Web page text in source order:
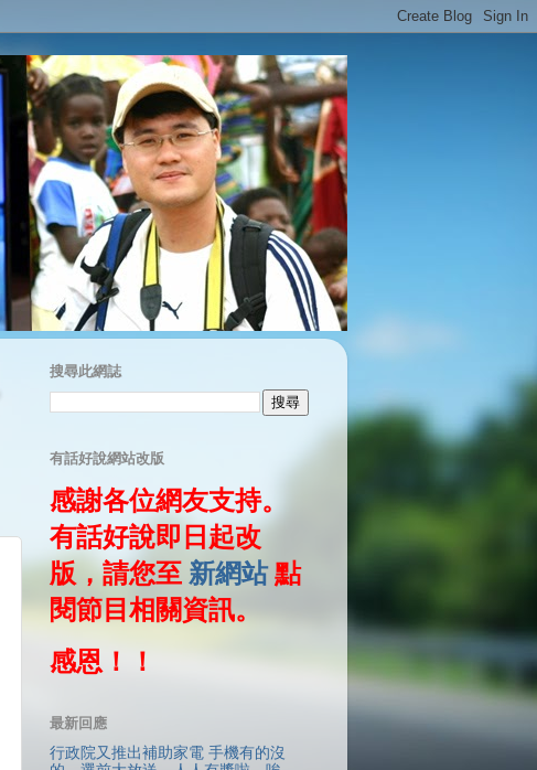
搜尋此網誌
有話好說網站改版
感謝各位網友支持。
有話好說即日起改
版，請您至 新網站點
閱節目相關資訊。
感恩！！
最新回應
行政院又推出補助家電 手機有的沒